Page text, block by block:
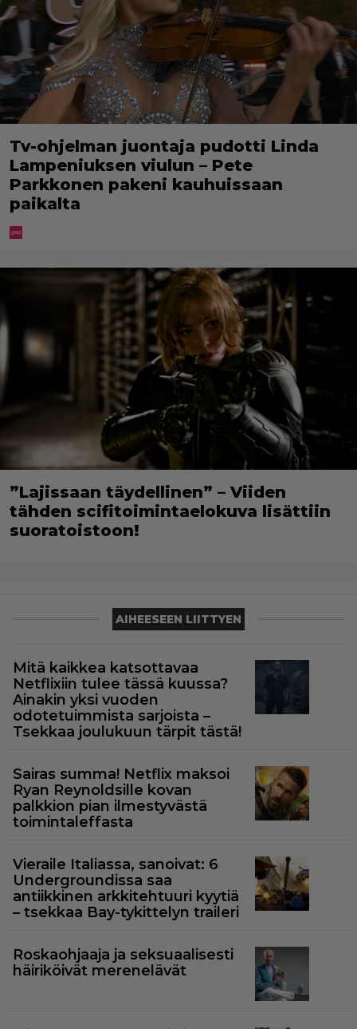
Tv-ohjelman juontaja pudotti Linda
Lampeniuksen viulun – Pete
Parkkonen pakeni kauhuissaan
paikalta
”Lajissaan täydellinen” – Viiden
tähden scifitoimintaelokuva lisättiin
suoratoistoon!
AIHEESEEN LIITTYEN
Mitä kaikkea katsottavaa
Netflixiin tulee tässä kuussa?
Ainakin yksi vuoden
odotetuimmista sarjoista –
Tsekkaa joulukuun tärpit tästä!
Sairas summa! Netflix maksoi
Ryan Reynoldsille kovan
palkkion pian ilmestyvästä
toimintaleffasta
Vieraile Italiassa, sanoivat: 6
Undergroundissa saa
antiikkinen arkkitehtuuri kyytiä
– tsekkaa Bay-tykittelyn traileri
Roskaohjaaja ja seksuaalisesti
häiriköivät merenelävät